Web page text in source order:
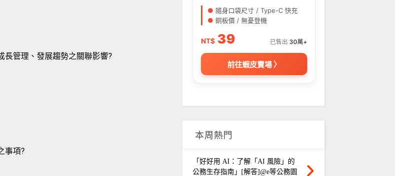
長管理、發展趨勢之關聯影響?
事項?
● 隨身口袋尺寸 / Type-C 快充
● 銅板價 / 無憂登機
NT$ 39 已售出 30萬+
前往蝦皮賣場 〉
本周熱門
「好好用 AI：了解「AI 風險」的
公務生存指南」[解答]@e等公務園